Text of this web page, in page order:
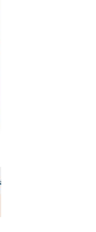
sinh viên không